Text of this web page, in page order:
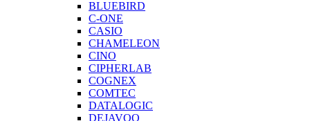
BLUEBIRD
C-ONE
CASIO
CHAMELEON
CINO
CIPHERLAB
COGNEX
COMTEC
DATALOGIC
DEJAVOO